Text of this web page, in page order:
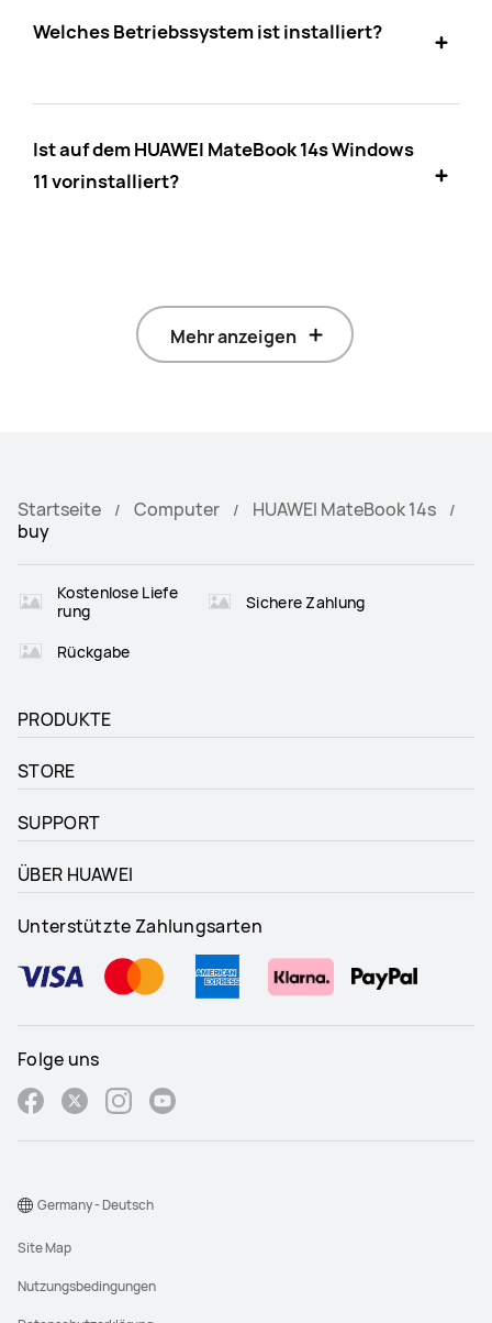
Welches Betriebssystem ist installiert?
Ist auf dem HUAWEI MateBook 14s Windows
11 vorinstalliert?
Mehr anzeigen
Startseite Computer
HUAWEI MateBook 14s
buy
Kostenlose Liefe
rung
Sichere Zahlung
Rückgabe
PRODUKTE
STORE
SUPPORT
ÜBER HUAWEI
Unterstützte Zahlungsarten
Folge uns
Site Map
Nutzungsbedingungen
Germany - Deutsch